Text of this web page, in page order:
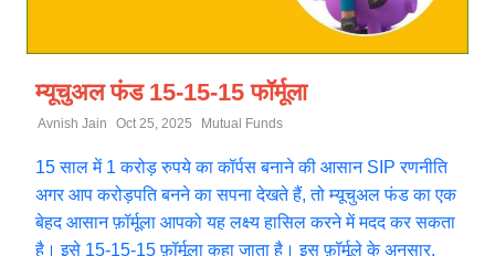
म्यूचुअल फंड 15-15-15 फॉर्मूला
Avnish Jain Oct 25, 2025 Mutual Funds
15 साल में 1 करोड़ रुपये का कॉर्पस बनाने की आसान SIP रणनीति
अगर आप करोड़पति बनने का सपना देखते हैं, तो म्यूचुअल फंड का एक
बेहद आसान फ़ॉर्मूला आपको यह लक्ष्य हासिल करने में मदद कर सकता
है। इसे 15-15-15 फ़ॉर्मूला कहा जाता है। इस फ़ॉर्मूले के अनुसार,